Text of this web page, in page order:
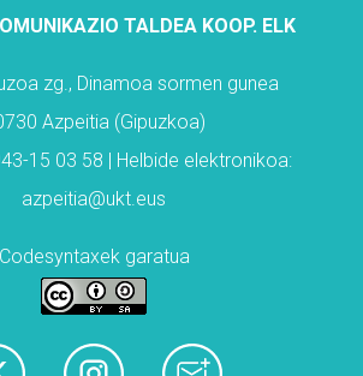
TALDEA KOOP. ELK
zg., Dinamoa sormen gunea
Azpeitia (Gipuzkoa)
15 03 58 | Helbide elektronikoa:
azpeitia@ukt.eus
Codesyntaxek garatua